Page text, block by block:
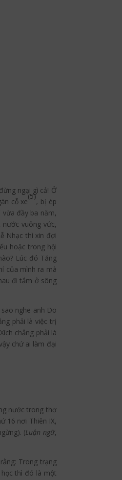
ngại gì cả! Ở
cỗ xe
(5)
, bị ép
đầy ba năm,
vuông vức,
Nhạc thì xin đợi
hoặc trong hội
Lúc đó Tăng
của mình ra mà
đi tắm ở sông
nghe anh Do
phải là việc trị
chẳng phải là
chứ ai làm đại
nước trong thơ
16 nơi Thiên IX,
(Luận ngữ,
Trong trạng
thì đó là một